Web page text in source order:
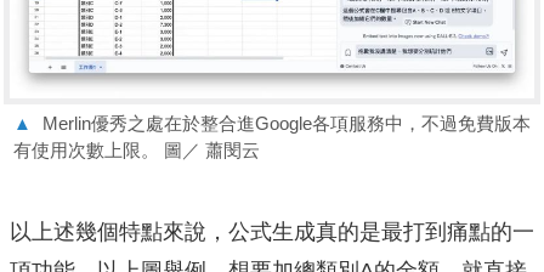
▲
Merlin優秀之處在於整合進Google各項服務中，不過免費版本
有使用次數上限。 圖／ 蕭閔云
以上述幾個特點來說，公式生成真的是最打到痛點的一